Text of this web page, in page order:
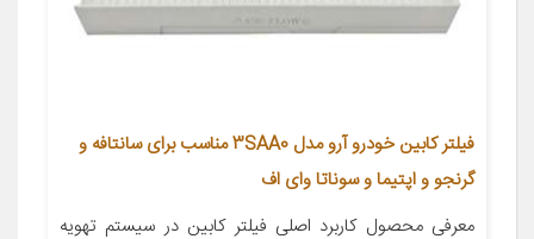
فیلتر کابین خودرو آرو مدل 3SAA0 مناسب برای سانتافه و
گرنجو و اپتیما و سوناتا وای اف
معرفی محصول کاربرد اصلی فیلتر کابین در سیستم تهویه